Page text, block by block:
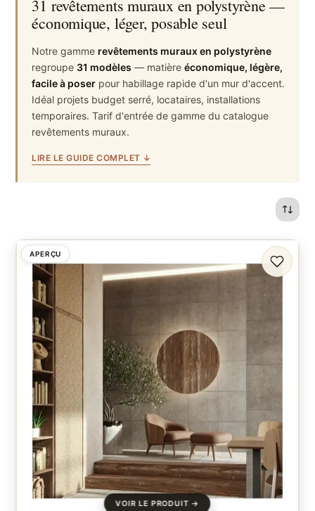
31 revêtements muraux en polystyrène —
économique, léger, posable seul
Notre gamme revêtements muraux en polystyrène
regroupe 31 modèles — matièreéconomique, légère,
facile à poser pour habillage rapide d'un mur d'accent.
Idéal projets budget serré, locataires, installations
temporaires. Tarif d'entrée de gamme du catalogue
revêtements muraux.
LIRE LE GUIDE COMPLET ↓
APERÇU